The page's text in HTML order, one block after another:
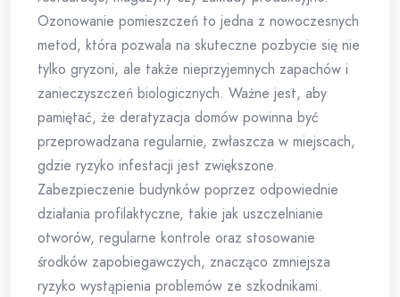
Ozonowanie pomieszczeń to jedna z nowoczesnych
metod, która pozwala na skuteczne pozbycie się nie
tylko gryzoni, ale także nieprzyjemnych zapachów i
zanieczyszczeń biologicznych. Ważne jest, aby
pamiętać, że deratyzacja domów powinna być
przeprowadzana regularnie, zwłaszcza w miejscach,
gdzie ryzyko infestacji jest zwiększone.
Zabezpieczenie budynków poprzez odpowiednie
działania profilaktyczne, takie jak uszczelnianie
otworów, regularne kontrole oraz stosowanie
środków zapobiegawczych, znacząco zmniejsza
ryzyko wystąpienia problemów ze szkodnikami.